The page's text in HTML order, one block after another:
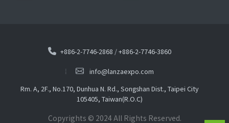
+886-2-7746-2868 /+886-2-7746-3860
info@lanzaexpo.com
Rm. A, 2F., No.170, Dunhua N. Rd., Songshan Dist., Taipei City
105405, Taiwan(R.O.C)
Copyrights © 2024 All Rights Reserved.